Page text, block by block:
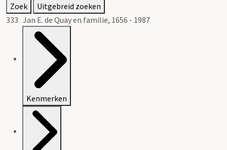
Zoek
Uitgebreid zoeken
333 Jan E. de Quay en familie, 1656 - 1987
Kenmerken